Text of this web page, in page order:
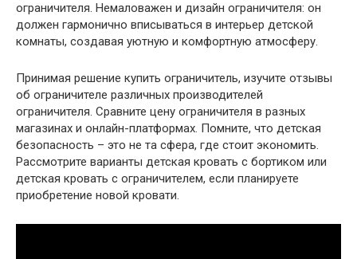
ограничителя. Немаловажен и дизайн ограничителя: он
должен гармонично вписываться в интерьер детской
комнаты, создавая уютную и комфортную атмосферу.
Принимая решение купить ограничитель, изучите отзывы
об ограничителе различных производителей
ограничителя. Сравните цену ограничителя в разных
магазинах и онлайн-платформах. Помните, что детская
безопасность – это не та сфера, где стоит экономить.
Рассмотрите варианты детская кровать с бортиком или
детская кровать с ограничителем, если планируете
приобретение новой кровати.